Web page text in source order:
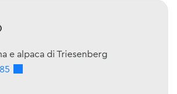
e alpaca di Triesenberg